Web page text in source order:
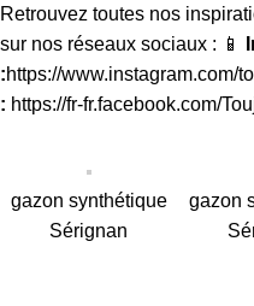
Retrouvez toutes nos
sur nos réseaux sociaux : 📱
:https://www.instagram.com/
: https://fr-fr.facebook.com/
gazon synthétique
Sérignan
gazon